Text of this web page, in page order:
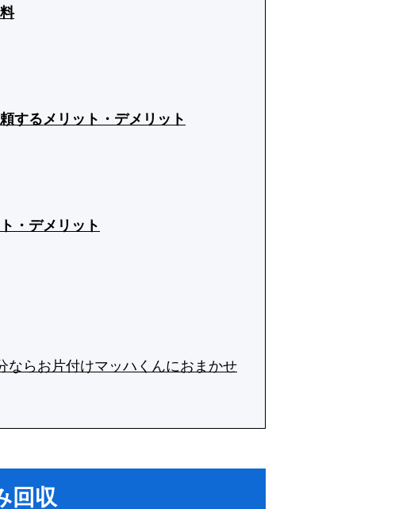
するメリット・デメリット
・デメリット
ならお片付けマッハくんにおまかせ
回収